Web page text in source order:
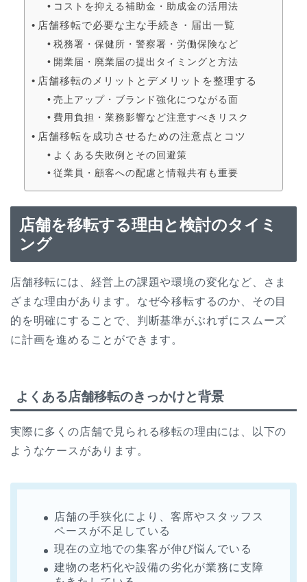
コストを抑える補助金・助成金の活用法
店舗移転で必要な主な手続き・届出一覧
税務署・保健所・警察署・労働保険など
開業届・廃業届の提出タイミングと方法
店舗移転のメリットとデメリットを整理する
売上アップ・ブランド強化につながる面
費用負担・業務影響など注意すべきリスク
店舗移転を成功させるための注意点とコツ
よくある失敗例とその回避策
従業員・顧客への配慮と情報共有も重要
店舗を移転する理由と検討のタイミ
ング
店舗移転には、経営上の課題や環境の変化など、さま
ざまな理由があります。なぜ今移転するのか、その目
的を明確にすることで、判断基準がぶれずにスムーズ
に計画を進めることができます。
よくある店舗移転のきっかけと背景
実際に多くの店舗で見られる移転の理由には、以下の
ようなケースがあります。
店舗の手狭化により、客席やスタッフス
ペースが不足している
現在の立地での集客が伸び悩んでいる
建物の老朽化や設備の劣化が業務に支障